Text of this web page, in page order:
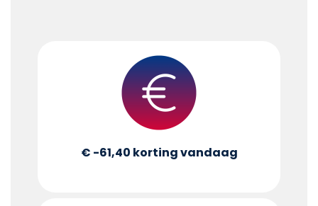
€ -61,40 korting vandaag